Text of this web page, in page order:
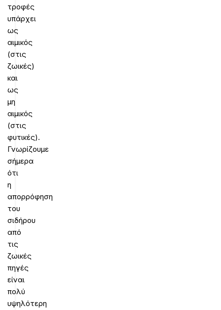
τροφές
υπάρχει
ως
αιμικός
(στις
ζωικές)
και
ως
μη
αιμικός
(στις
φυτικές).
Γνωρίζουμε
σήμερα
ότι
η
απορρόφηση
του
σιδήρου
από
τις
ζωικές
πηγές
είναι
πολύ
υψηλότερη